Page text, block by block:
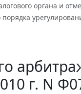
органа и
г. N